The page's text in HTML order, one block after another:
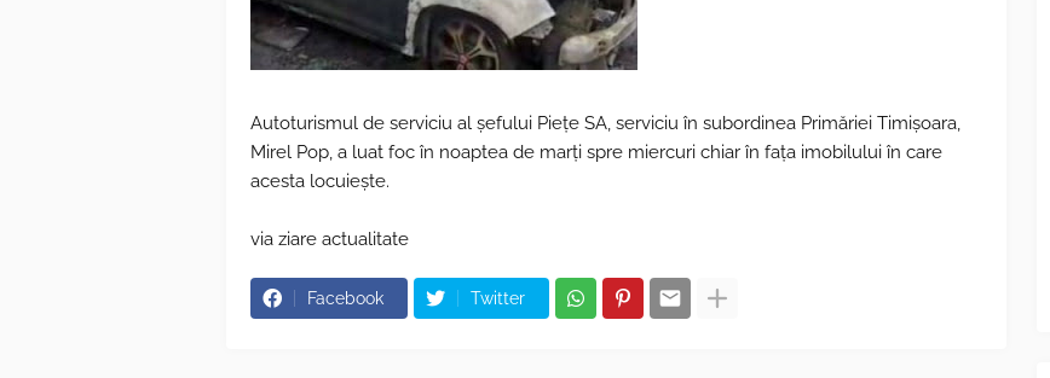
Autoturismul de serviciu al şefului Pieţe SA, serviciu în subordinea Primăriei Timişoara,
Mirel Pop, a luat foc în noaptea de marți spre miercuri chiar în faţa imobilului în care
acesta locuieşte.
via ziare actualitate
Facebook Twitter